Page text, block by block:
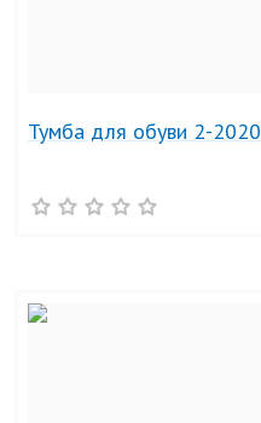
Тумба для обуви 2-2020